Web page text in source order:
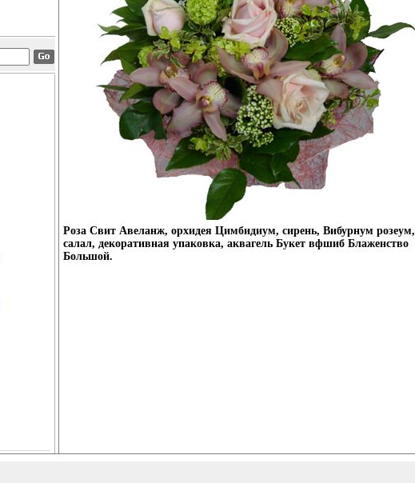
Роза Свит Авеланж, орхидея Цимбидиум, сирень, Вибурнум розеум,
салал, декоративная упаковка, аквагель Букет вфшиб Блаженство
Большой.